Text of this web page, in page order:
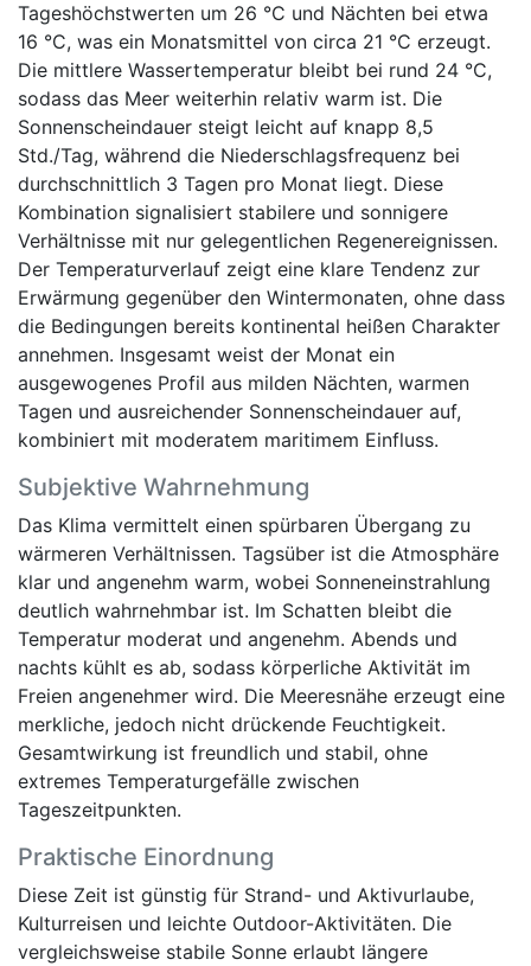
Tageshöchstwerten um 26 °C und Nächten bei etwa
16 °C, was ein Monatsmittel von circa 21 °C erzeugt.
Die mittlere Wassertemperatur bleibt bei rund 24 °C,
sodass das Meer weiterhin relativ warm ist. Die
Sonnenscheindauer steigt leicht auf knapp 8,5
Std./Tag, während die Niederschlagsfrequenz bei
durchschnittlich 3 Tagen pro Monat liegt. Diese
Kombination signalisiert stabilere und sonnigere
Verhältnisse mit nur gelegentlichen Regenereignissen.
Der Temperaturverlauf zeigt eine klare Tendenz zur
Erwärmung gegenüber den Wintermonaten, ohne dass
die Bedingungen bereits kontinental heißen Charakter
annehmen. Insgesamt weist der Monat ein
ausgewogenes Profil aus milden Nächten, warmen
Tagen und ausreichender Sonnenscheindauer auf,
kombiniert mit moderatem maritimem Einfluss.
Subjektive Wahrnehmung
Das Klima vermittelt einen spürbaren Übergang zu
wärmeren Verhältnissen. Tagsüber ist die Atmosphäre
klar und angenehm warm, wobei Sonneneinstrahlung
deutlich wahrnehmbar ist. Im Schatten bleibt die
Temperatur moderat und angenehm. Abends und
nachts kühlt es ab, sodass körperliche Aktivität im
Freien angenehmer wird. Die Meeresnähe erzeugt eine
merkliche, jedoch nicht drückende Feuchtigkeit.
Gesamtwirkung ist freundlich und stabil, ohne
extremes Temperaturgefälle zwischen
Tageszeitpunkten.
Praktische Einordnung
Diese Zeit ist günstig für Strand- und Aktivurlaube,
Kulturreisen und leichte Outdoor-Aktivitäten. Die
vergleichsweise stabile Sonne erlaubt längere